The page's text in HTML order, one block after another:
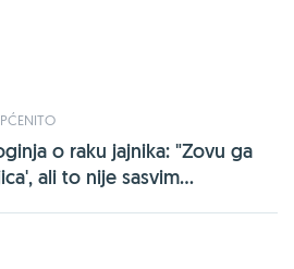
o raku jajnika: "Zovu ga
ali to nije sasvim...